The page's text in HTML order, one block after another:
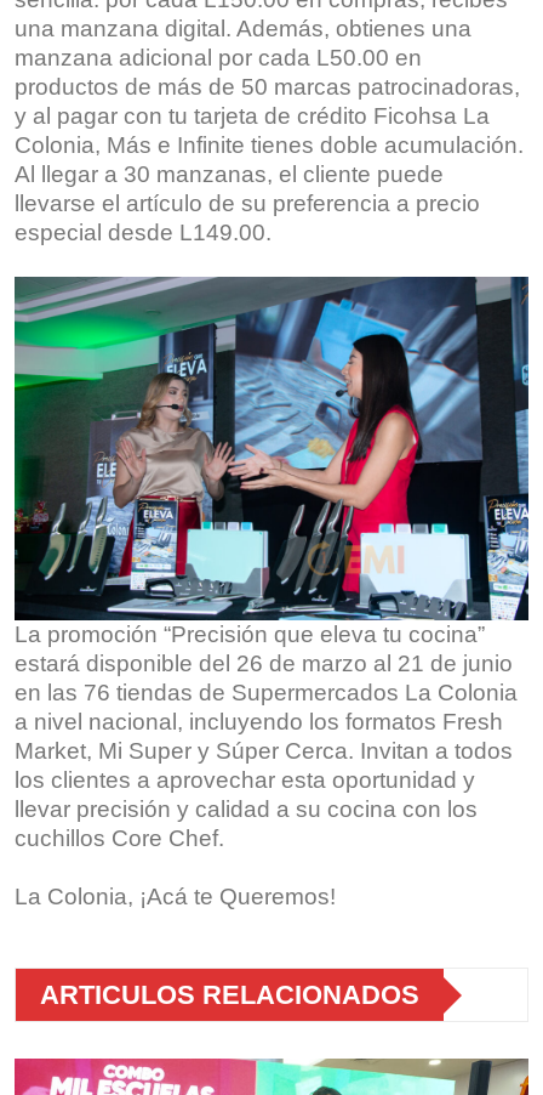
una manzana digital. Además, obtienes una
manzana adicional por cada L50.00 en
productos de más de 50 marcas patrocinadoras,
y al pagar con tu tarjeta de crédito Ficohsa La
Colonia, Más e Infinite tienes doble acumulación.
Al llegar a 30 manzanas, el cliente puede
llevarse el artículo de su preferencia a precio
especial desde L149.00.
La promoción “Precisión que eleva tu cocina”
estará disponible del 26 de marzo al 21 de junio
en las 76 tiendas de Supermercados La Colonia
a nivel nacional, incluyendo los formatos Fresh
Market, Mi Super y Súper Cerca. Invitan a todos
los clientes a aprovechar esta oportunidad y
llevar precisión y calidad a su cocina con los
cuchillos Core Chef.
La Colonia, ¡Acá te Queremos!
ARTICULOS RELACIONADOS